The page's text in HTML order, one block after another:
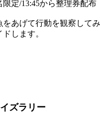
限定/13:45から整理券配布
あげて行動を観察してみ
します。
ズラリー